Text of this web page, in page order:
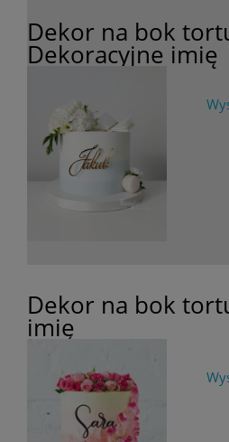
Dekor na bok
Dekoracyjne imię
Dekor na bok
imię